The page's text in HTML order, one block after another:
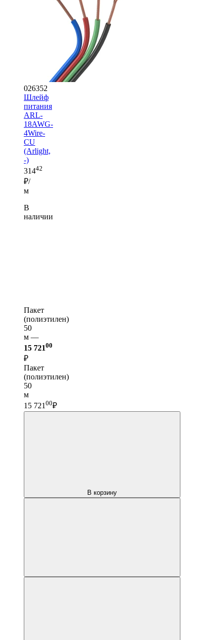
026352
Шлейф
питания
ARL-
18AWG-
4Wire-
CU
(Arlight,
-)
31442
₽/
м
В
наличии
Пакет
(полиэтилен)
50
м —
15 72100
₽
Пакет
(полиэтилен)
50
м
15 72100₽
В корзину